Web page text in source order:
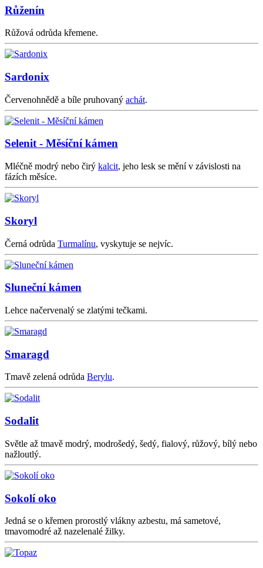
Růženín
Růžová odrůda křemene.
Sardonix
Červenohnědě a bíle pruhovaný achát.
Selenit - Měsíční kámen
Mléčně modrý nebo čirý kalcit, jeho lesk se mění v závislosti na
fázích měsíce.
Skoryl
Černá odrůda Turmalínu, vyskytuje se nejvíc.
Sluneční kámen
Lehce načervenalý se zlatými tečkami.
Smaragd
Tmavě zelená odrůda Berylu.
Sodalit
Světle až tmavě modrý, modrošedý, šedý, fialový, růžový, bílý nebo
nažloutlý.
Sokolí oko
Jedná se o křemen prorostlý vlákny azbestu, má sametové,
tmavomodré až nazelenalé žilky.